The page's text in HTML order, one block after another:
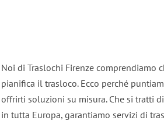
Noi di Traslochi Firenze comprendiamo
pianifica il trasloco. Ecco perché
offrirti soluzioni su misura. Che si tratti
in tutta Europa, garantiamo servizi di